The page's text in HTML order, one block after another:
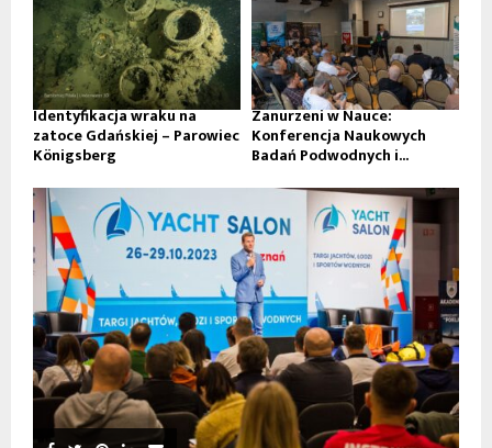
Identyfikacja wraku na
zatoce Gdańskiej – Parowiec
Königsberg
Zanurzeni w Nauce:
Konferencja Naukowych
Badań Podwodnych i...